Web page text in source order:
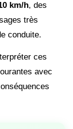
km/h, des
très
conduite.
ces
avec